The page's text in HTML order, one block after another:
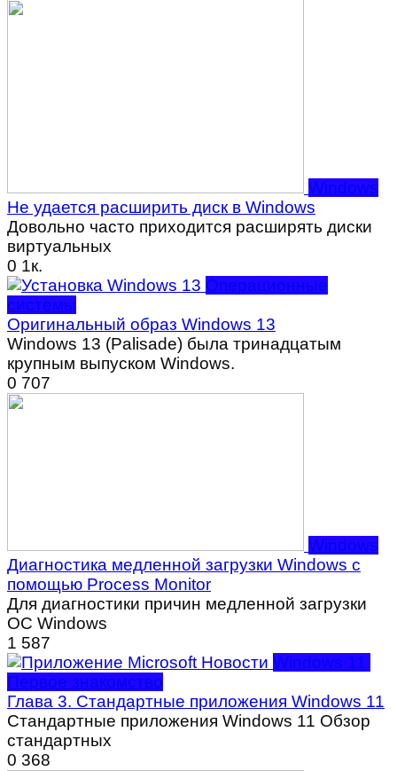
Windows
Не удается расширить диск в Windows
Довольно часто приходится расширять диски
виртуальных
0 1к.
Операционные
системы
Оригинальный образ Windows 13
Windows 13 (Palisade) была тринадцатым
крупным выпуском Windows.
0 707
Windows
Диагностика медленной загрузки Windows с
помощью Process Monitor
Для диагностики причин медленной загрузки
ОС Windows
1 587
Windows 11.
Первое знакомство
Глава 3. Стандартные приложения Windows 11
Стандартные приложения Windows 11 Обзор
стандартных
0 368